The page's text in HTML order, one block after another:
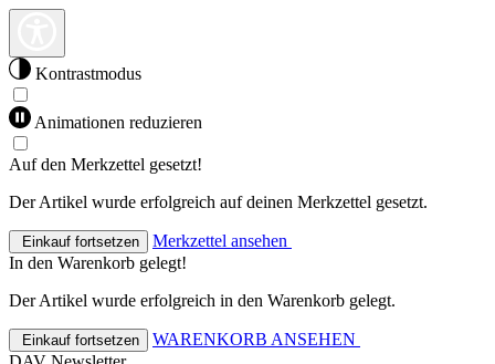
Kontrastmodus
Animationen reduzieren
Auf den Merkzettel gesetzt!
Der Artikel wurde erfolgreich auf deinen Merkzettel gesetzt.
Einkauf fortsetzen
Merkzettel ansehen
In den Warenkorb gelegt!
Der Artikel wurde erfolgreich in den Warenkorb gelegt.
Einkauf fortsetzen
WARENKORB ANSEHEN